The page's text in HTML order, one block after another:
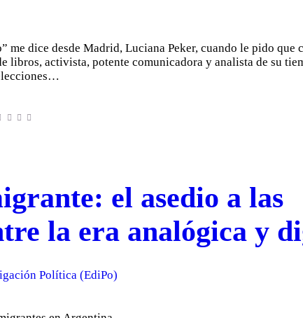
me dice desde Madrid, Luciana Peker, cuando le pido que
activista, potente comunicadora y analista de su
el asedio a las
la era analógica y
Política (EdiPo)